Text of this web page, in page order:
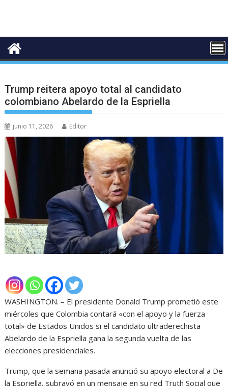
Trump reitera apoyo total al candidato
colombiano Abelardo de la Espriella
junio 11, 2026 Editor
WASHINGTON. – El presidente Donald Trump prometió este
miércoles que Colombia contará «con el apoyo y la fuerza
total» de Estados Unidos si el candidato ultraderechista
Abelardo de la Espriella gana la segunda vuelta de las
elecciones presidenciales.
Trump, que la semana pasada anunció su apoyo electoral a De
la Espriella, subrayó en un mensaje en su red Truth Social que